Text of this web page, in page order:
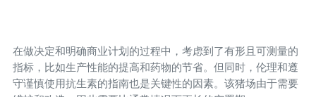
在做决定和明确商业计划的过程中，考虑到了有形且可测量的
指标，比如生产性能的提高和药物的节省。但同时，伦理和遵
守谨慎使用抗生素的指南也是关键性的因素。该猪场由于需要